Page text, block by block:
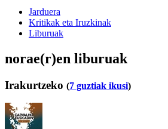
Jarduera
Kritikak eta Iruzkinak
Liburuak
norae(r)en liburuak
Irakurtzeko (7 guztiak ikusi)